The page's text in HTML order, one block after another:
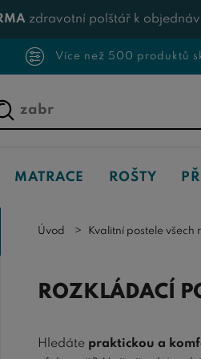
zdravotní polštář k
Více než 500 produktů
MATRACE ROŠTY
Úvod Kvalitní postele všech
ROZKLÁDACÍ
Hledáte praktickou a